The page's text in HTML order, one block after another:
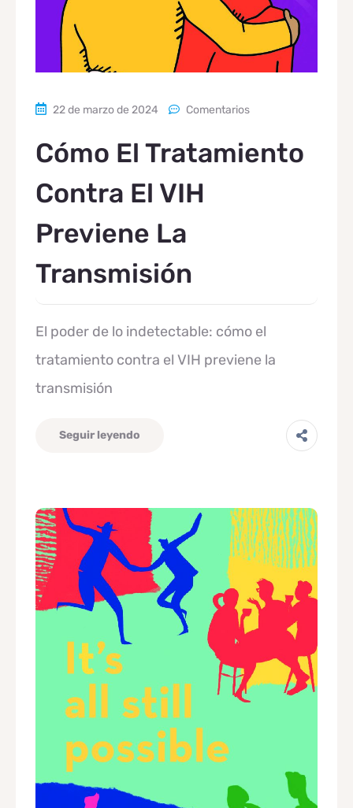
22 de marzo de 2024 Comentarios
Cómo El Tratamiento
Contra El VIH
Previene La
Transmisión
El poder de lo indetectable: cómo el
tratamiento contra el VIH previene la
transmisión
Seguir leyendo